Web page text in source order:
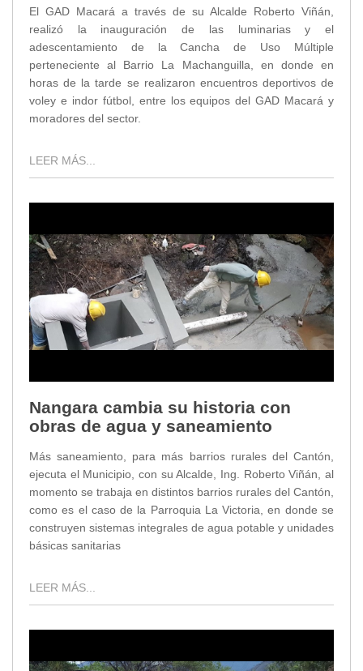
El GAD Macará a través de su Alcalde Roberto Viñán,
realizó la inauguración de las luminarias y el
adescentamiento de la Cancha de Uso Múltiple
perteneciente al Barrio La Machanguilla, en donde en
horas de la tarde se realizaron encuentros deportivos de
voley e indor fútbol, entre los equipos del GAD Macará y
moradores del sector.
LEER MÁS...
Nangara cambia su historia con
obras de agua y saneamiento
Más saneamiento, para más barrios rurales del Cantón,
ejecuta el Municipio, con su Alcalde, Ing. Roberto Viñán, al
momento se trabaja en distintos barrios rurales del Cantón,
como es el caso de la Parroquia La Victoria, en donde se
construyen sistemas integrales de agua potable y unidades
básicas sanitarias
LEER MÁS...